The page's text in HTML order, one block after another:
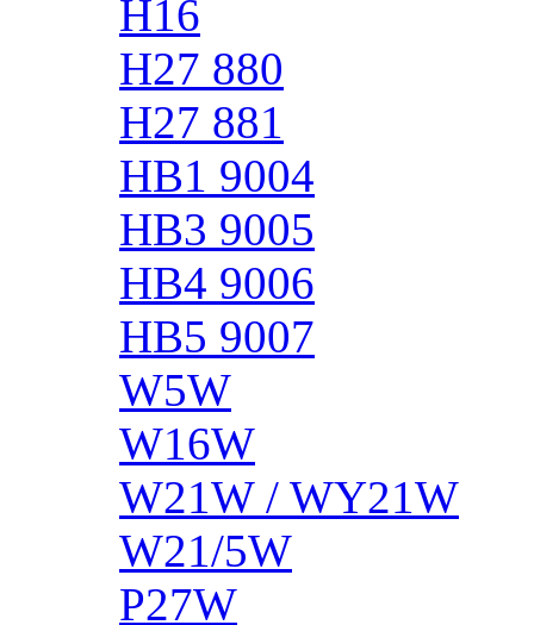
H16
H27 880
H27 881
HB1 9004
HB3 9005
HB4 9006
HB5 9007
W5W
W16W
W21W / WY21W
W21/5W
P27W